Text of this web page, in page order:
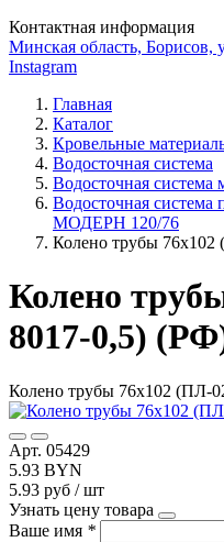
Контактная информация
Минская область, Борисов,
Instagram
Главная
Каталог
Кровельные
Водосточная система
Водосточная система
Водосточная система
МОДЕРН 120/76
Колено трубы
Колено
8017-0,5)
Колено трубы 76х102 (ПЛ-
Арт. 05429
5.93 BYN
5.93 руб / шт
Узнать цену товара
Ваше имя *